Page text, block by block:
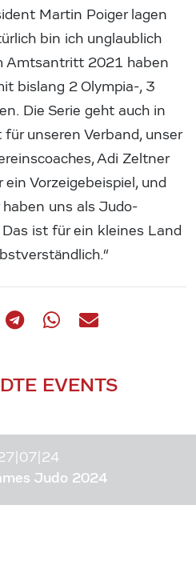
Martin Poiger lagen
bin ich unglaublich
Amtsantritt 2021 haben
bislang 2 Olympia-, 3
Die Serie geht auch in
unseren Verband, unser
Adi Zeltner
Vorzeigebeispiel, und
uns als Judo-
ist für ein kleines Land
EVENTS
Judo 2024